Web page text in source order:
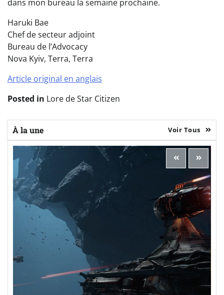
dans mon bureau la semaine prochaine.
Haruki Bae
Chef de secteur adjoint
Bureau de l’Advocacy
Nova Kyiv, Terra, Terra
Article original en anglais
Posted in Lore de Star Citizen
À la une Voir Tous